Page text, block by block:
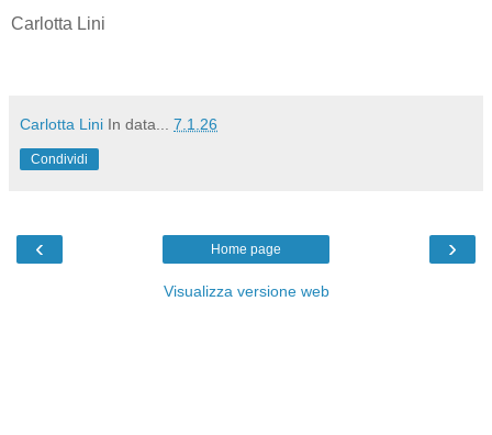
Carlotta Lini
Carlotta Lini In data... 7.1.26
Condividi
‹ ›
Home page
Visualizza versione web